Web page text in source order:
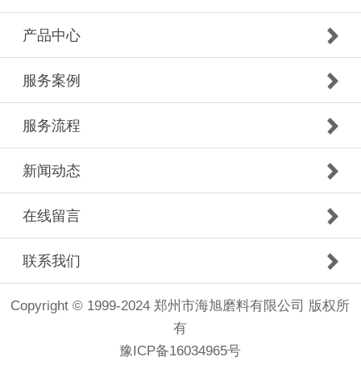
产品中心
服务案例
服务流程
新闻动态
在线留言
联系我们
Copyright © 1999-2024 郑州市海旭磨料有限公司 版权所
有
豫ICP备16034965号